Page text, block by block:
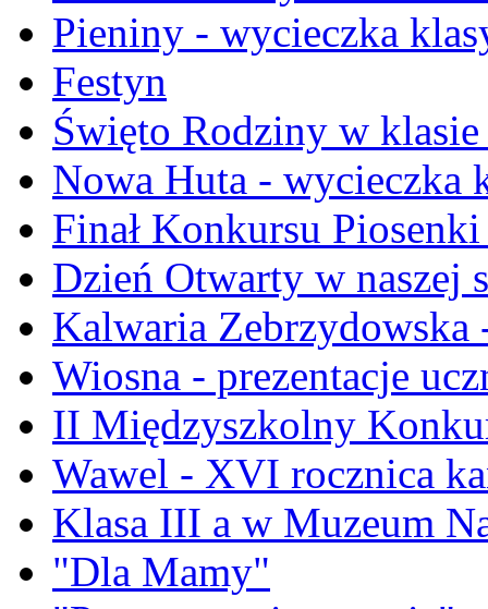
Pieniny - wycieczka
Festyn
Święto Rodziny w
Nowa Huta - wycieczka
Finał Konkursu
Dzień Otwarty w naszej
Kalwaria
Wiosna - prezentacje
II Międzyszkolny
Wawel - XVI rocznica
Klasa III a w Muzeum
"Dla Mamy"